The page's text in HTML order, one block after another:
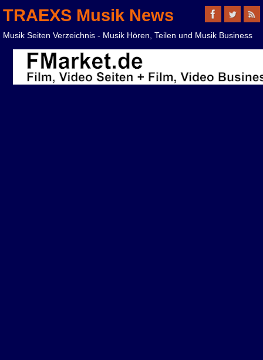
TRAEXS Musik News
Musik Seiten Verzeichnis - Musik Hören, Teilen und Musik Business